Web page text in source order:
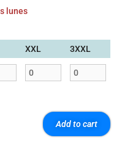
lunes
XXL
3XXL
Add to cart